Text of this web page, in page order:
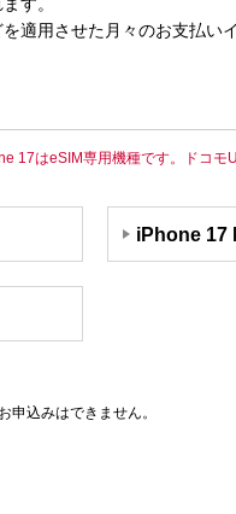
適用させた月々のお支払い
はeSIM専用機種です。ドコモ
iPhone 17
込みはできません。